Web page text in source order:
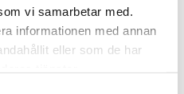
vi samarbetar med.
informationen med annan
eller som de har
för fuktvakt LA1S